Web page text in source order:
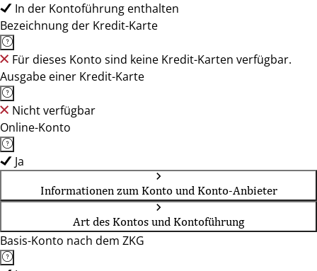
In der Kontoführung enthalten
Bezeichnung der Kredit-Karte
Für dieses Konto sind keine Kredit-Karten verfügbar.
Ausgabe einer Kredit-Karte
Nicht verfügbar
Online-Konto
Ja
Informationen zum Konto und Konto-Anbieter
Art des Kontos und Kontoführung
Basis-Konto nach dem ZKG